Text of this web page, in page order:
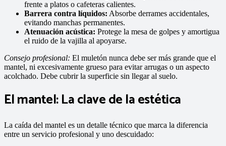
frente a platos o cafeteras calientes.
Barrera contra líquidos: Absorbe derrames accidentales,
evitando manchas permanentes.
Atenuación acústica: Protege la mesa de golpes y amortigua
el ruido de la vajilla al apoyarse.
Consejo profesional: El muletón nunca debe ser más grande que el
mantel, ni excesivamente grueso para evitar arrugas o un aspecto
acolchado. Debe cubrir la superficie sin llegar al suelo.
El mantel: La clave de la estética
La caída del mantel es un detalle técnico que marca la diferencia
entre un servicio profesional y uno descuidado: